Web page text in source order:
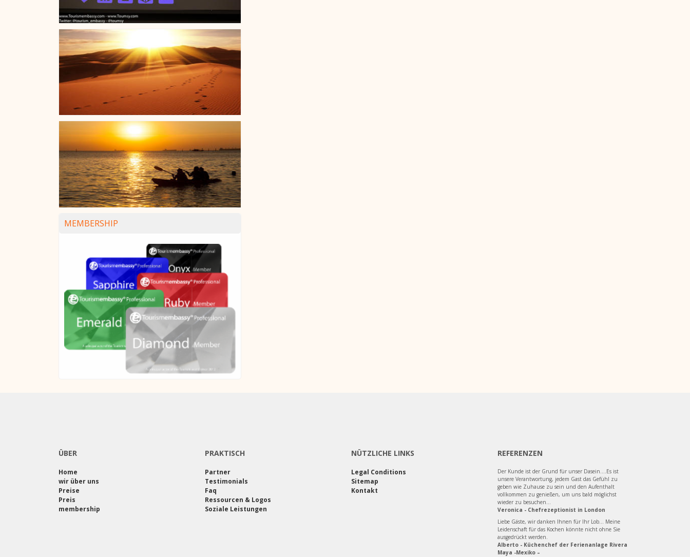
MEMBERSHIP
ÜBER
Home
wir über uns
Preise
Preis
membership
PRAKTISCH
Partner
Testimonials
Faq
Ressourcen & Logos
Soziale Leistungen
NÜTZLICHE LINKS
Legal Conditions
Sitemap
Kontakt
REFERENZEN
Der Kunde ist der Grund für unser Dasein....Es ist
unsere Verantwortung, jedem Gast das Gefühl zu
geben wie Zuhause zu sein und den Aufenthalt
vollkommen zu genießen, um uns bald möglichst
wieder zu besuchen...
Veronica - Chefrezeptionist in London
Liebe Gäste, wir danken Ihnen für Ihr Lob... Meine
Leidenschaft für das Kochen könnte nicht ohne Sie
ausgedrückt werden.
Alberto - Küchenchef der Ferienanlage Rivera
Maya -Mexiko –